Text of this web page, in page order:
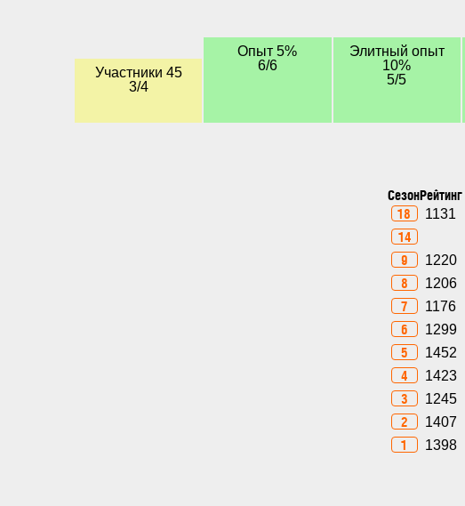
Участники 45
3/4
Опыт 5%
6/6
Элитный опыт
10%
5/5
СезонРейтинг
18
1131
14
9 1220
8 1206
7 1176
6 1299
5 1452
4 1423
3 1245
2 1407
1 1398